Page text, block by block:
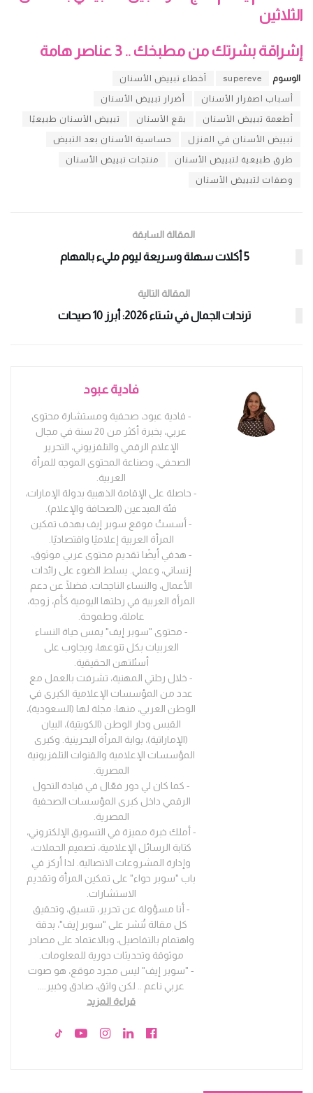
الثلاثين
إشراقة بشرتك من مطبخك .. 3 عناصر هامة
الوسوم supereve أخطاء تبييض الأسنان
أسباب اصفرار الأسنان أضرار تبييض الأسنان
أطعمة تبييض الأسنان بقع الأسنان تبييض الأسنان طبيعيًا
تبييض الأسنان في المنزل حساسية الأسنان بعد التبيض
طرق طبيعية لتبييض الأسنان منتجات تبييض الأسنان
وصفات لتبييض الأسنان
المقالة السابقة
5 أكلات سهلة وسريعة ليوم مليء بالمهام
المقالة التالية
ترندات الجمال في شتاء 2026: أبرز 10 صيحات
فادية عبود
- فادية عبود، صحفية ومستشارة محتوى
عربي، بخبرة أكثر من 20 سنة في مجال
الإعلام الرقمي والتلفزيوني، التحرير
الصحفي، وصناعة المحتوى الموجه للمرأة
العربية.
- حاصلة على الإقامة الذهبية بدولة الإمارات،
فئة المبدعين (الصحافة والإعلام).
- أسستُ موقع سوبر إيف بهدف تمكين
المرأة العربية إعلاميًا واقتصاديًا.
- هدفي أيضًا تقديم محتوى عربي موثوق،
إنساني، وعملي. يسلط الضوء على رائدات
الأعمال، والنساء الناجحات. فضلًا عن دعم
المرأة العربية في رحلتها اليومية كأم، زوجة،
عاملة، وطموحة.
- محتوى "سوبر إيف" يمس حياة النساء
العربيات بكل تنوعها، ويجاوب على
أسئلتهن الحقيقية.
- خلال رحلتي المهنية، تشرفت بالعمل مع
عدد من المؤسسات الإعلامية الكبرى في
الوطن العربي، منها: مجلة لها (السعودية)،
القبس ودار الوطن (الكويتية)، البيان
(الإماراتية)، بوابة المرأة البحرينية. وكبرى
المؤسسات الإعلامية والقنوات التلفزيونية
المصرية.
- كما كان لي دور فعّال في قيادة التحول
الرقمي داخل كبرى المؤسسات الصحفية
المصرية.
- أملك خبرة مميزة في التسويق الإلكتروني،
كتابة الرسائل الإعلامية، تصميم الحملات،
وإدارة المشروعات الاتصالية. لذا أركز في
باب "سوبر حواء" على تمكين المرأة وتقديم
الاستشارات.
- أنا مسؤولة عن تحرير، تنسيق، وتحقيق
كل مقالة تُنشر على "سوبر إيف"، بدقة
واهتمام بالتفاصيل، وبالاعتماد على مصادر
موثوقة وتحديثات دورية للمعلومات.
- "سوبر إيف" ليس مجرد موقع، هو صوت
عربي ناعم .. لكن واثق، صادق وخبير.
قراءة المزيد